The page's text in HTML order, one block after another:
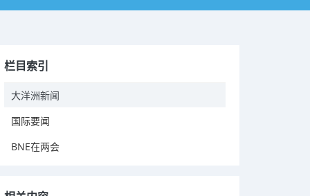
栏目索引
大洋洲新闻
国际要闻
BNE在两会